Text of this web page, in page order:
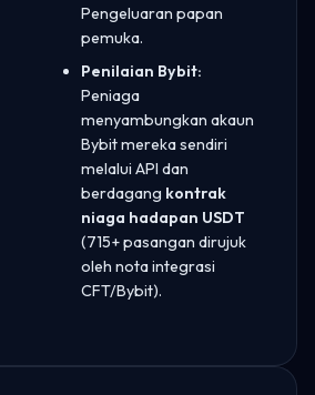
Pengeluaran papan
pemuka.
Penilaian Bybit:
Peniaga
menyambungkan akaun
Bybit mereka sendiri
melalui API dan
berdagang kontrak
niaga hadapan USDT
(715+ pasangan dirujuk
oleh nota integrasi
CFT/Bybit).